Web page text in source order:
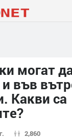
могат
и във
Какви са
2,860